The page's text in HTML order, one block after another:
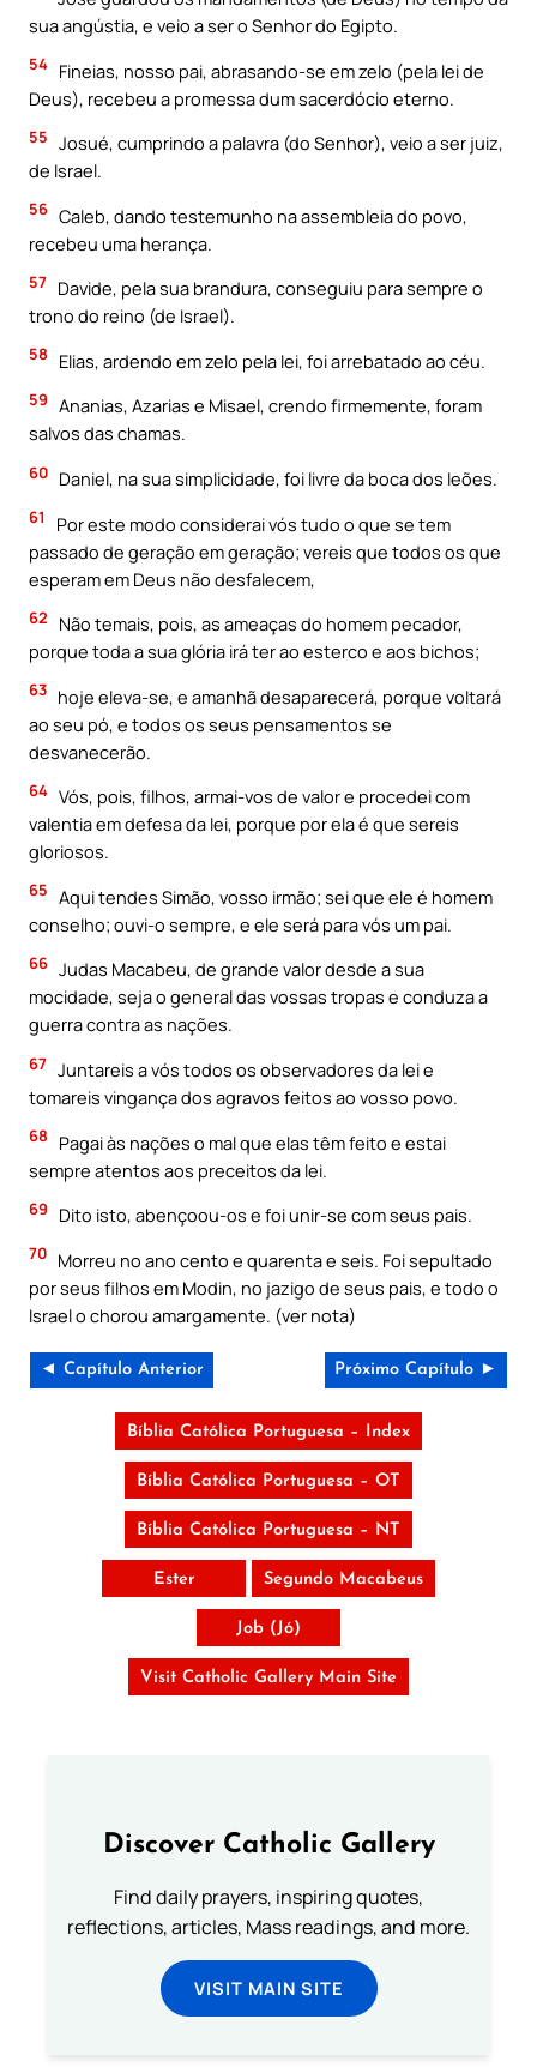
sua angústia, e veio a ser o Senhor do Egipto.
54 Fineias, nosso pai, abrasando-se em zelo (pela lei de
Deus), recebeu a promessa dum sacerdócio eterno.
55 Josué, cumprindo a palavra (do Senhor), veio a ser juiz,
de Israel.
56 Caleb, dando testemunho na assembleia do povo,
recebeu uma herança.
57 Davide, pela sua brandura, conseguiu para sempre o
trono do reino (de Israel).
58 Elias, ardendo em zelo pela lei, foi arrebatado ao céu.
59 Ananias, Azarias e Misael, crendo firmemente, foram
salvos das chamas.
60 Daniel, na sua simplicidade, foi livre da boca dos leões.
61
Por este modo considerai vós tudo o que se tem
passado de geração em geração; vereis que todos os que
esperam em Deus não desfalecem,
62
Não temais, pois, as ameaças do homem pecador,
porque toda a sua glória irá ter ao esterco e aos bichos;
63 hoje eleva-se, e amanhã desaparecerá, porque voltará
ao seu pó, e todos os seus pensamentos se
desvanecerão.
64 Vós, pois, filhos, armai-vos de valor e procedei com
valentia em defesa da lei, porque por ela é que sereis
gloriosos.
65 Aqui tendes Simão, vosso irmão; sei que ele é homem
conselho; ouvi-o sempre, e ele será para vós um pai.
66 Judas Macabeu, de grande valor desde a sua
mocidade, seja o general das vossas tropas e conduza a
guerra contra as nações.
67 Juntareis a vós todos os observadores da lei e
tomareis vingança dos agravos feitos ao vosso povo.
68
Pagai às nações o mal que elas têm feito e estai
sempre atentos aos preceitos da lei.
69 Dito isto, abençoou-os e foi unir-se com seus pais.
70 Morreu no ano cento e quarenta e seis. Foi sepultado
por seus filhos em Modin, no jazigo de seus pais, e todo o
Israel o chorou amargamente. (ver nota)
◄ Capítulo Anterior Próximo Capítulo ►
Bíblia Católica Portuguesa – Index
Bíblia Católica Portuguesa – OT
Bíblia Católica Portuguesa – NT
Ester Segundo Macabeus
Job (Jó)
Visit Catholic Gallery Main Site
Discover Catholic Gallery
Find daily prayers, inspiring quotes,
reflections, articles, Mass readings, and more.
VISIT MAIN SITE